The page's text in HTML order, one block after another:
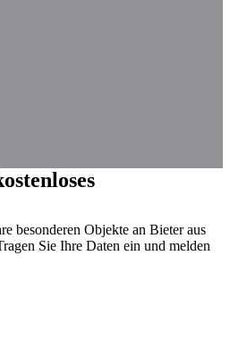
besonderen Objekte an Bieter aus
Sie Ihre Daten ein und melden